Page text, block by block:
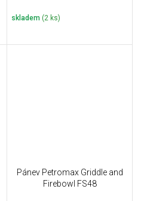
skladem (2 ks)
Pánev Petromax Griddle and
Firebowl FS48